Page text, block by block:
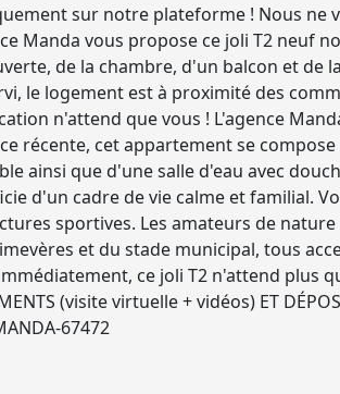
sur notre plateforme ! Nous ne
Manda vous propose ce joli T2 neuf
de la chambre, d'un balcon et de
le logement est à proximité des
n'attend que vous ! L'agence
récente, cet appartement se
ainsi que d'une salle d'eau avec
d'un cadre de vie calme et familial.
sportives. Les amateurs de
et du stade municipal, tous
ce joli T2 n'attend plus
(visite virtuelle + vidéos) ET
67472